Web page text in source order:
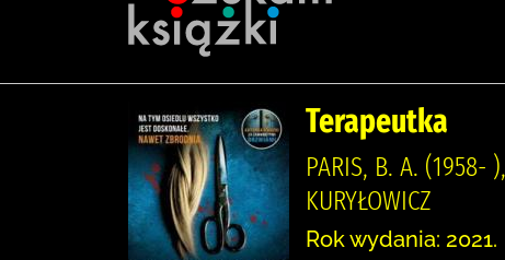
Terapeutka
PARIS, B. A. (1958-
KURYŁOWICZ
Rok wydania: 2021.